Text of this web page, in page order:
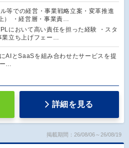
ル等での経営・事業戦略立案・変革推進
） ・経営層・事業責…
PLにおいて高い責任を担った経験 ・スタ
業立ち上げフェー…
AIとSaaSを組み合わせたサービスを提
…
詳細を見る
掲載期間：26/08/06～26/08/19